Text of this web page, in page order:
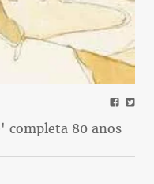
completa 80 anos